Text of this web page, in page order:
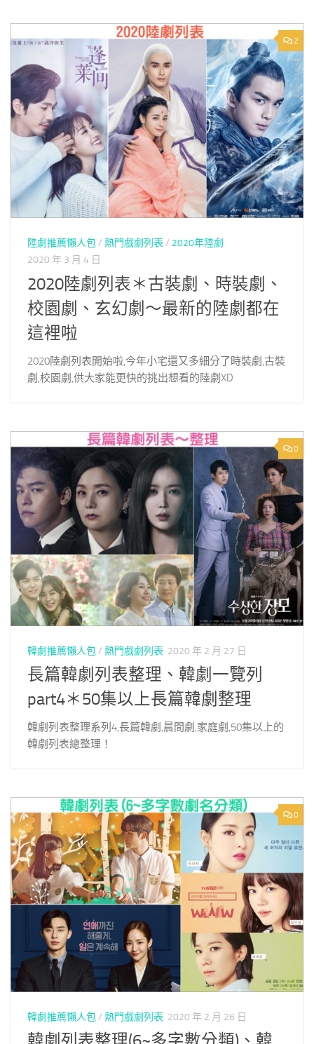
2
陸劇推薦懶人包/ 熱門戲劇列表 / 2020年陸劇
2020 年 3 月 4 日
2020陸劇列表＊古裝劇、時裝劇、
校園劇、玄幻劇～最新的陸劇都在
這裡啦
2020陸劇列表開始啦,今年小宅還又多細分了時裝劇,古裝
劇,校園劇,供大家能更快的挑出想看的陸劇XD
0
韓劇推薦懶人包/ 熱門戲劇列表 2020 年 2 月 27 日
長篇韓劇列表整理、韓劇一覽列
part4＊50集以上長篇韓劇整理
韓劇列表整理系列4,長篇韓劇,晨間劇,家庭劇,50集以上的
韓劇列表總整理！
0
韓劇推薦懶人包/ 熱門戲劇列表 2020 年 2 月 26 日